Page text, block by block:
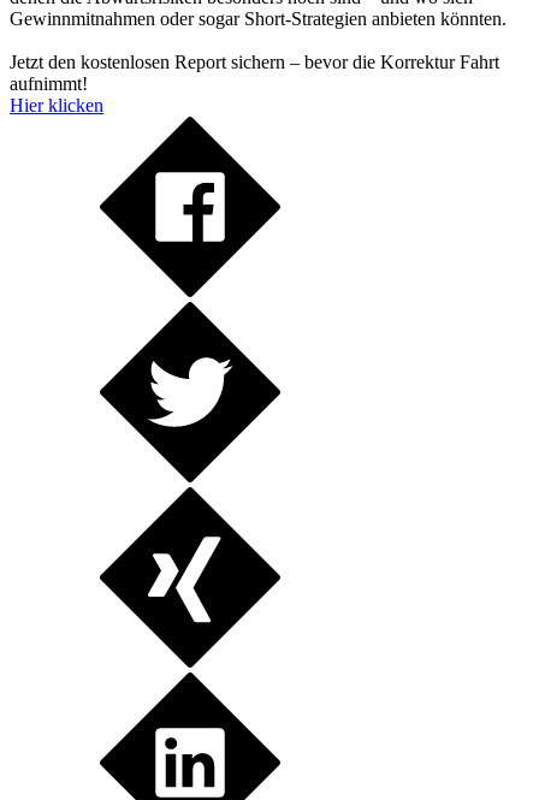
Gewinnmitnahmen oder sogar Short-Strategien anbieten könnten.
Jetzt den kostenlosen Report sichern – bevor die Korrektur Fahrt
aufnimmt!
Hier klicken